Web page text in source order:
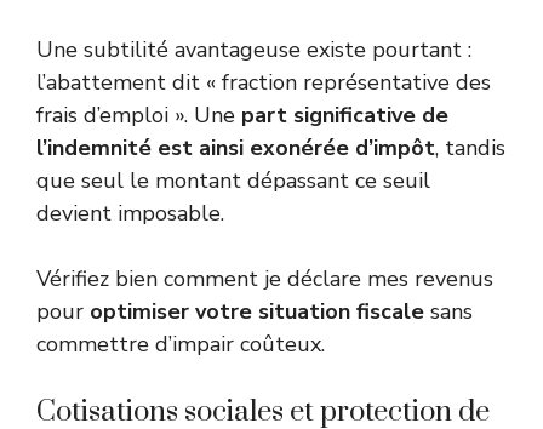
Une subtilité avantageuse existe pourtant :
l’abattement dit « fraction représentative des
frais d’emploi ». Une part significative de
l’indemnité est ainsi exonérée d’impôt, tandis
que seul le montant dépassant ce seuil
devient imposable.
Vérifiez bien comment je déclare mes revenus
pour optimiser votre situation fiscale sans
commettre d’impair coûteux.
Cotisations sociales et protection de